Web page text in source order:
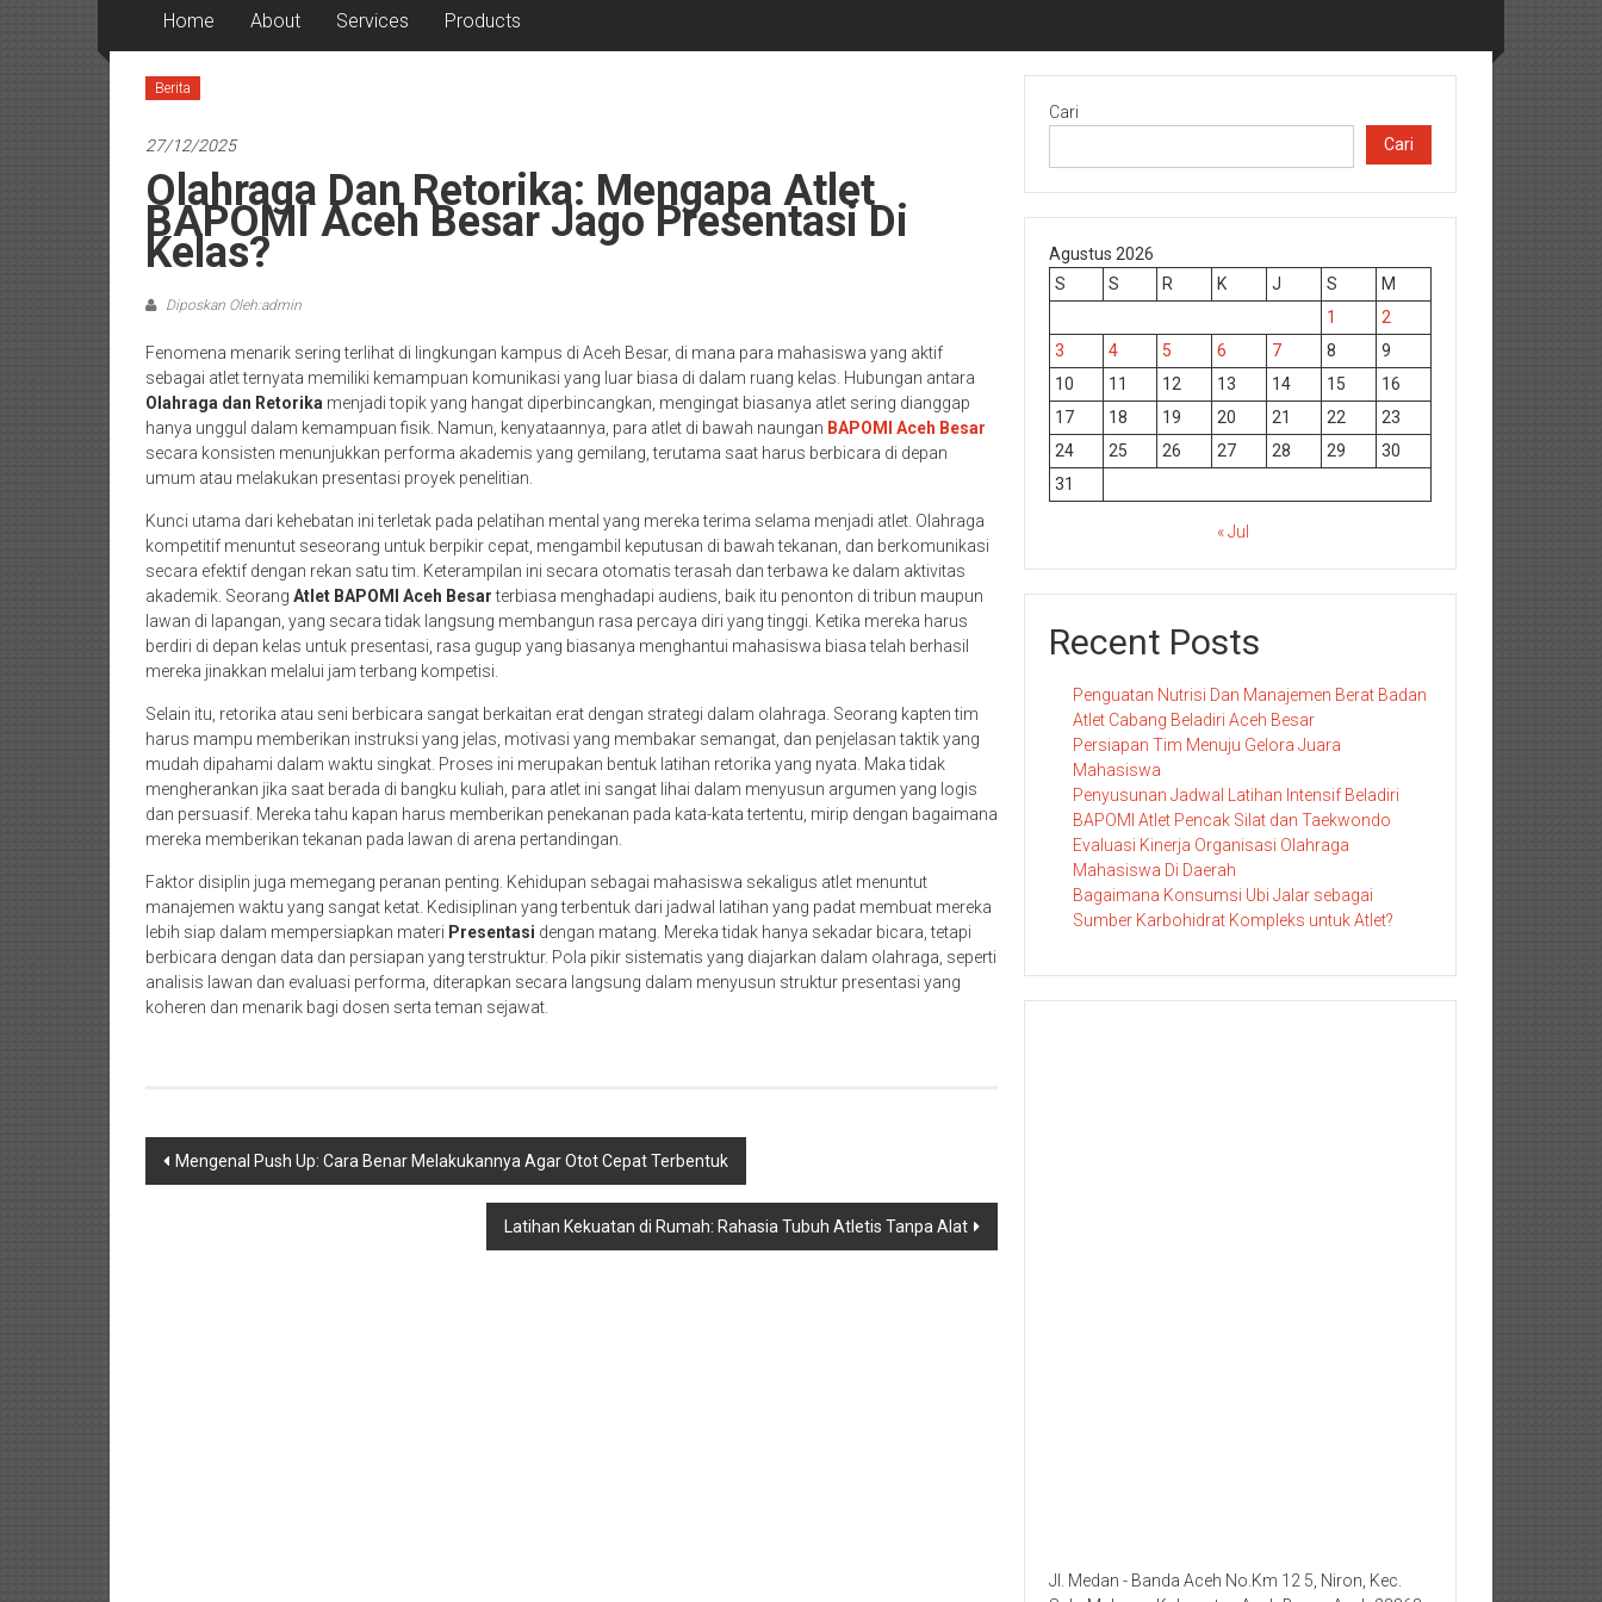
Home About Services Products
Berita
27/12/2025
Olahraga Dan Retorika: Mengapa Atlet
BAPOMI Aceh Besar Jago Presentasi Di
Kelas?
Diposkan Oleh:admin
Fenomena menarik sering terlihat di lingkungan kampus di Aceh Besar, di mana para mahasiswa yang aktif
sebagai atlet ternyata memiliki kemampuan komunikasi yang luar biasa di dalam ruang kelas. Hubungan antara
Olahraga dan Retorika menjadi topik yang hangat diperbincangkan, mengingat biasanya atlet sering dianggap
hanya unggul dalam kemampuan fisik. Namun, kenyataannya, para atlet di bawah naungan BAPOMI Aceh Besar
secara konsisten menunjukkan performa akademis yang gemilang, terutama saat harus berbicara di depan
umum atau melakukan presentasi proyek penelitian.
Kunci utama dari kehebatan ini terletak pada pelatihan mental yang mereka terima selama menjadi atlet. Olahraga
kompetitif menuntut seseorang untuk berpikir cepat, mengambil keputusan di bawah tekanan, dan berkomunikasi
secara efektif dengan rekan satu tim. Keterampilan ini secara otomatis terasah dan terbawa ke dalam aktivitas
akademik. Seorang Atlet BAPOMI Aceh Besarterbiasa menghadapi audiens, baik itu penonton di tribun maupun
lawan di lapangan, yang secara tidak langsung membangun rasa percaya diri yang tinggi. Ketika mereka harus
berdiri di depan kelas untuk presentasi, rasa gugup yang biasanya menghantui mahasiswa biasa telah berhasil
mereka jinakkan melalui jam terbang kompetisi.
Selain itu, retorika atau seni berbicara sangat berkaitan erat dengan strategi dalam olahraga. Seorang kapten tim
harus mampu memberikan instruksi yang jelas, motivasi yang membakar semangat, dan penjelasan taktik yang
mudah dipahami dalam waktu singkat. Proses ini merupakan bentuk latihan retorika yang nyata. Maka tidak
mengherankan jika saat berada di bangku kuliah, para atlet ini sangat lihai dalam menyusun argumen yang logis
dan persuasif. Mereka tahu kapan harus memberikan penekanan pada kata-kata tertentu, mirip dengan bagaimana
mereka memberikan tekanan pada lawan di arena pertandingan.
Faktor disiplin juga memegang peranan penting. Kehidupan sebagai mahasiswa sekaligus atlet menuntut
manajemen waktu yang sangat ketat. Kedisiplinan yang terbentuk dari jadwal latihan yang padat membuat mereka
lebih siap dalam mempersiapkan materi Presentasi dengan matang. Mereka tidak hanya sekadar bicara, tetapi
berbicara dengan data dan persiapan yang terstruktur. Pola pikir sistematis yang diajarkan dalam olahraga, seperti
analisis lawan dan evaluasi performa, diterapkan secara langsung dalam menyusun struktur presentasi yang
koheren dan menarik bagi dosen serta teman sejawat.
Navigasi
Mengenal Push Up: Cara Benar Melakukannya Agar Otot Cepat Terbentuk
Latihan Kekuatan di Rumah: Rahasia Tubuh Atletis Tanpa Alat
Cari
Cari
Agustus 2026
S
S R K J S
M
1
2
3
4 5 6 7 8
9
10
11 12 13 14 15
16
17
18 19 20 21 22
23
24
25 26 27 28 29
30
31
« Jul
Recent Posts
Penguatan Nutrisi Dan Manajemen Berat Badan
Atlet Cabang Beladiri Aceh Besar
Persiapan Tim Menuju Gelora Juara
Mahasiswa
Penyusunan Jadwal Latihan Intensif Beladiri
BAPOMI Atlet Pencak Silat dan Taekwondo
Evaluasi Kinerja Organisasi Olahraga
Mahasiswa Di Daerah
Bagaimana Konsumsi Ubi Jalar sebagai
Sumber Karbohidrat Kompleks untuk Atlet?
Jl. Medan - Banda Aceh No.Km 12 5, Niron, Kec.